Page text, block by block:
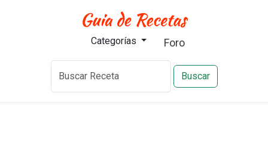
Categorías Foro
Buscar